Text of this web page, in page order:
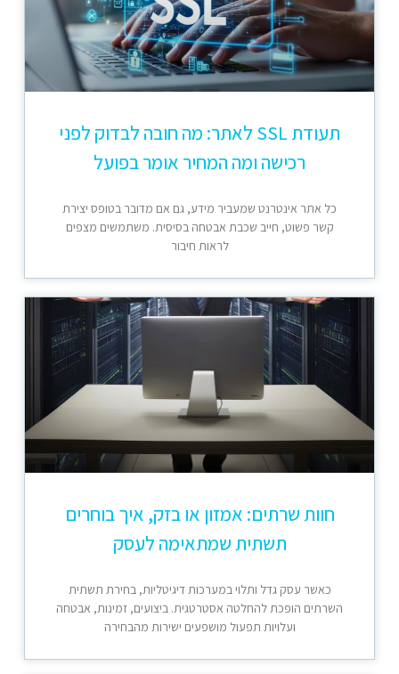
תעודת SSL לאתר: מה חובה לבדוק לפני
רכישה ומה המחיר אומר בפועל
כל אתר אינטרנט שמעביר מידע, גם אם מדובר בטופס יצירת
קשר פשוט, חייב שכבת אבטחה בסיסית. משתמשים מצפים
לראות חיבור
חוות שרתים: אמזון או בזק, איך בוחרים
תשתית שמתאימה לעסק
כאשר עסק גדל ותלוי במערכות דיגיטליות, בחירת תשתית
השרתים הופכת להחלטה אסטרטגית. ביצועים, זמינות, אבטחה
ועלויות תפעול מושפעים ישירות מהבחירה